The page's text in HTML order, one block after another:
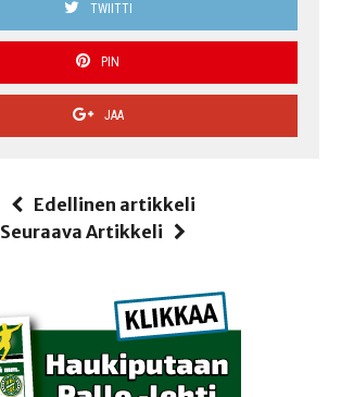
TWIITTI
PIN
JAA
Edellinen artikkeli
Seuraava Artikkeli